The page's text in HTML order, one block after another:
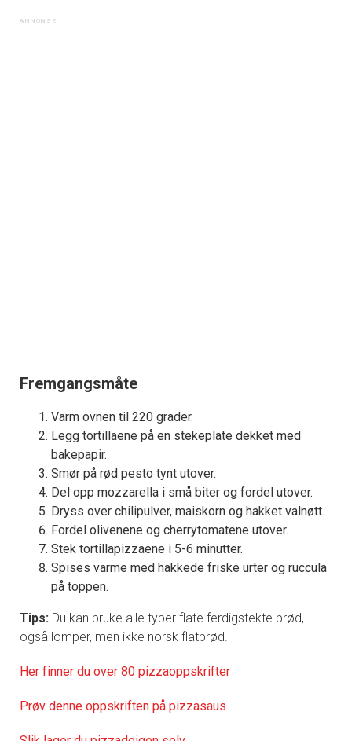
Fremgangsmåte
Varm ovnen til 220 grader.
Legg tortillaene på en stekeplate dekket med
bakepapir.
Smør på rød pesto tynt utover.
Del opp mozzarella i små biter og fordel utover.
Dryss over chilipulver, maiskorn og hakket valnøtt.
Fordel olivenene og cherrytomatene utover.
Stek tortillapizzaene i 5-6 minutter.
Spises varme med hakkede friske urter og ruccula
på toppen.
Tips: Du kan bruke alle typer flate ferdigstekte brød,
også lomper, men ikke norsk flatbrød.
Her finner du over 80 pizzaoppskrifter
Prøv denne oppskriften på pizzasaus